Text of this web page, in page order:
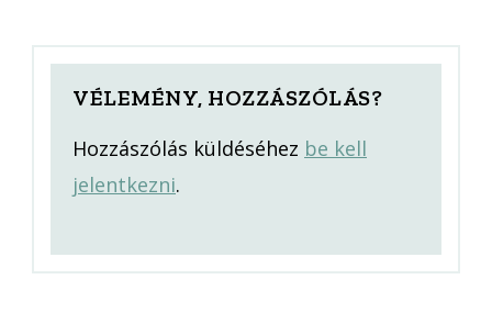
VÉLEMÉNY, HOZZÁSZÓLÁS?
Hozzászólás küldéséhez be kell
jelentkezni.